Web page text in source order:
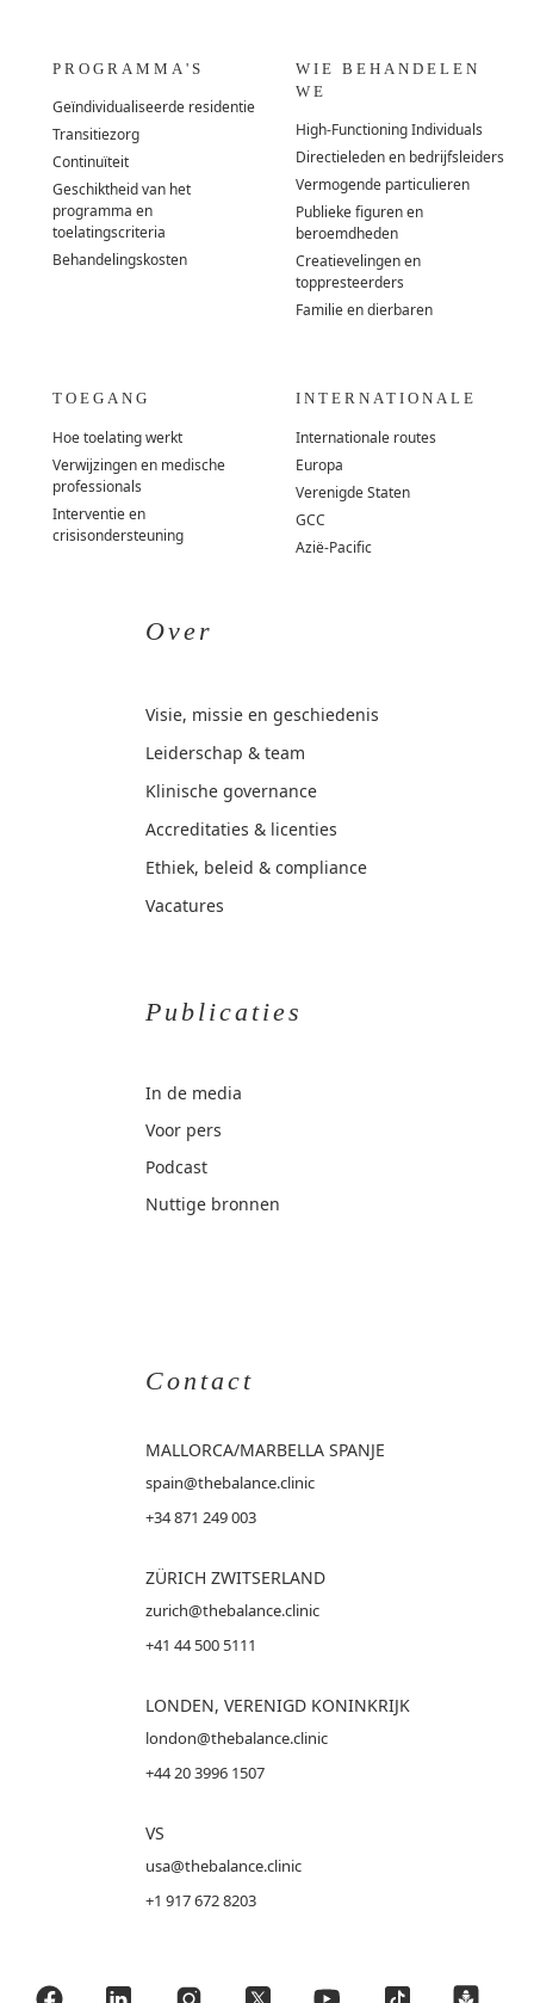
PROGRAMMA'S
Geïndividualiseerde residentie
Transitiezorg
Continuïteit
Geschiktheid van het
programma en
toelatingscriteria
Behandelingskosten
WIE BEHANDELEN
WE
High-Functioning Individuals
Directieleden en bedrijfsleiders
Vermogende particulieren
Publieke figuren en
beroemdheden
Creatievelingen en
toppresteerders
Familie en dierbaren
TOEGANG
Hoe toelating werkt
Verwijzingen en medische
professionals
Interventie en
crisisondersteuning
INTERNATIONALE
Internationale routes
Europa
Verenigde Staten
GCC
Azië-Pacific
Over
Visie, missie en geschiedenis
Leiderschap & team
Klinische governance
Accreditaties & licenties
Ethiek, beleid & compliance
Vacatures
Publicaties
In de media
Voor pers
Podcast
Nuttige bronnen
Contact
MALLORCA/MARBELLA SPANJE
spain@thebalance.clinic
+34 871 249 003
ZÜRICH ZWITSERLAND
zurich@thebalance.clinic
+41 44 500 5111
LONDEN, VERENIGD KONINKRIJK
london@thebalance.clinic
+44 20 3996 1507
VS
usa@thebalance.clinic
+1 917 672 8203